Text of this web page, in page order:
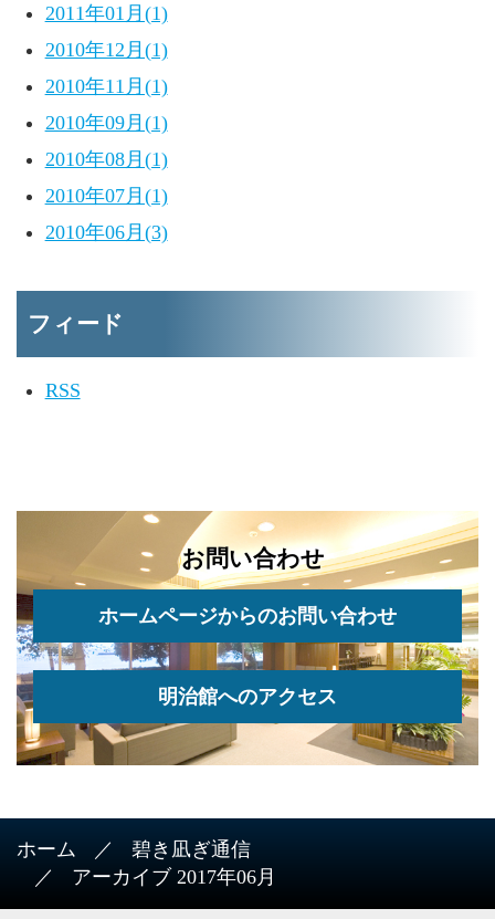
2011年01月(1)
2010年12月(1)
2010年11月(1)
2010年09月(1)
2010年08月(1)
2010年07月(1)
2010年06月(3)
フィード
RSS
お問い合わせ
ホームページからのお問い合わせ
明治館へのアクセス
ホーム
碧き凪ぎ通信
アーカイブ 2017年06月